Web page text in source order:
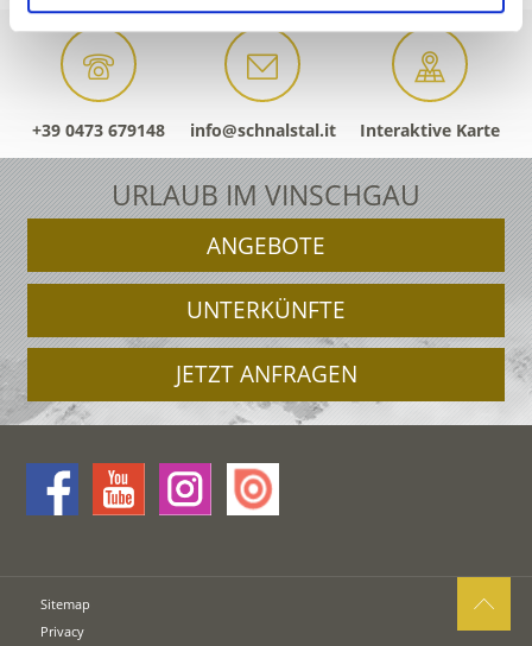
+39 0473 679148 info@schnalstal.it Interaktive Karte
URLAUB IM VINSCHGAU
ANGEBOTE
UNTERKÜNFTE
JETZT ANFRAGEN
Sitemap
Privacy